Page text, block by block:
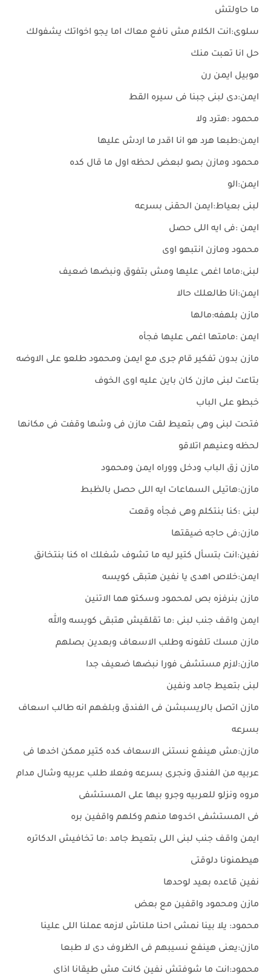
ما حاولتش
سلوى:انت الكلام مش نافع معاك اما يجو اخواتك يشفولك
حل انا تعبت منك
موبيل ايمن رن
ايمن:دى لبنى جبنا فى سيره القط
محمود :هترد ولا
ايمن:طبعا هرد هو انا اقدر ما اردش عليها
محمود ومازن بصو لبعض لحظه اول ما قال كده
ايمن:الو
لبنى بعياط:ايمن الحقنى بسرعه
ايمن :فى ايه اللى حصل
محمود ومازن انتبهو اوى
لبنى:ماما اغمى عليها ومش بتفوق ونبضها ضعيف
ايمن:انا طالعلك حالا
مازن بلهفه:مالها
ايمن :مامتها اغمى عليها فجأه
مازن بدون تفكير قام جرى مع ايمن ومحمود طلعو على الاوضه
بتاعت لبنى مازن كان باين عليه اوى الخوف
خبطو على الباب
فتحت لبنى وهى بتعيط لقت مازن فى وشها وقفت فى مكانها
لحظه وعنيهم اتلاقو
مازن زق الباب ودخل ووراه ايمن ومحمود
مازن:هاتيلى السماعات ايه اللى حصل بالظبط
لبنى :كنا بنتكلم وهى فجأه وقعت
مازن:فى حاجه ضيقتها
نفين:انت بتسأل كتير ليه ما تشوف شغلك اه كنا بنتخانق
ايمن:خلاص اهدى يا نفين هتبقى كويسه
مازن بنرفزه بص لمحمود وسكتو هما الاتنين
ايمن واقف جنب لبنى :ما تقلقيش هتبقى كويسه والله
مازن مسك تلفونه وطلب الاسعاف وبعدين بصلهم
مازن:لازم مستشفى فورا نبضها ضعيف جدا
لبنى بتعيط جامد ونفين
مازن اتصل بالريسبشن فى الفندق وبلغهم انه طالب اسعاف
بسرعه
مازن:مش هينفع نستنى الاسعاف كده كتير ممكن اخدها فى
عربيه من الفندق ونجرى بسرعه وفعلا طلب عربيه وشال مدام
مروه ونزلو للعربيه وجرو بيها على المستشفى
فى المستشفى اخدوها منهم وكلهم واقفين بره
ايمن واقف جنب لبنى اللى بتعيط جامد :ما تخافيش الدكاتره
هيطمنونا دلوقتى
نفين قاعده بعيد لوحدها
مازن ومحمود واقفين مع بعض
محمود: يلا بينا نمشى احنا ملناش لازمه عملنا اللى علينا
مازن:يعنى هينفع نسيبهم فى الظروف دى لا طبعا
محمود:انت ما شوفتش نفين كانت مش طيقانا اذاى